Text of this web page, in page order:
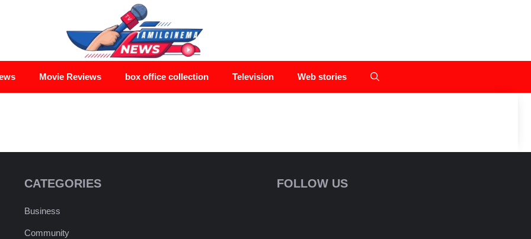
Movie Reviews box office collection Television Web stories
CATEGORIES
Business
Community
FOLLOW US